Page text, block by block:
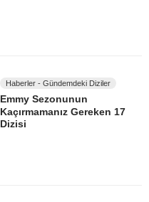
Haberler - Gündemdeki Diziler
Emmy Sezonunun
Kaçırmamanız Gereken 17
Dizisi